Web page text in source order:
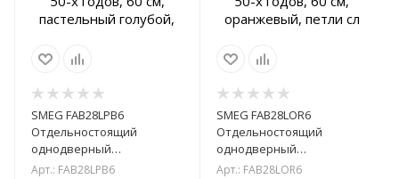
SMEG FAB28LPB6
Отдельностоящий
однодверный
холодильник, стиль 50-х
Арт.: FAB28LPB6
SMEG FAB28LOR6
Отдельностоящий
однодверный
холодильник, стиль 50-х
Арт.: FAB28LOR6